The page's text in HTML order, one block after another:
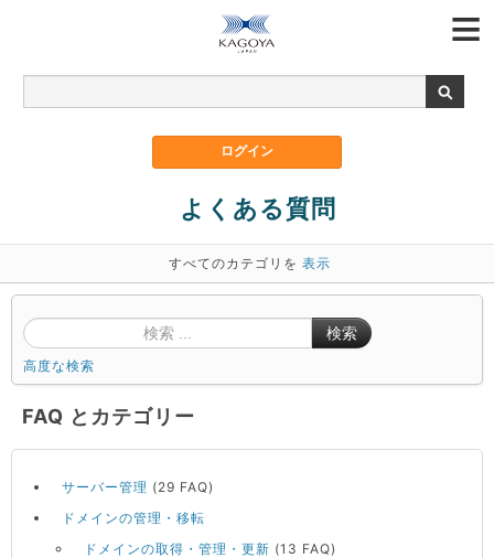
よくある質問
すべてのカテゴリを 表示
検索
高度な検索
FAQ とカテゴリー
サーバー管理 (29 FAQ)
ドメインの管理・移転
ドメインの取得・管理・更新 (13 FAQ)